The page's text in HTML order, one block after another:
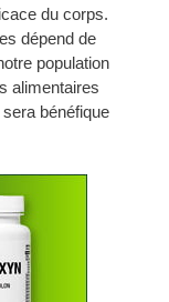
du corps.
dépend de
population
alimentaires
bénéfique